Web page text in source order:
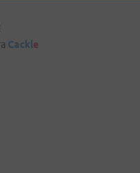
Cackle